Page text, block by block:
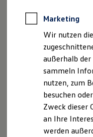
Anpfiff zum
Elektroautos
ID.
Reichweite
Laden
Laden
Laden
Probefahrt
Marketing
Wir nutzen
außerhalb
sammeln
nutzen, zum
besuchen
Zweck dieser
an Ihre
werden